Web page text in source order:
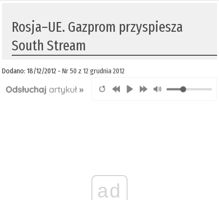
Rosja–UE. Gazprom przyspiesza
South Stream
Dodano: 18/12/2012 -Nr 50 z 12 grudnia 2012
ad